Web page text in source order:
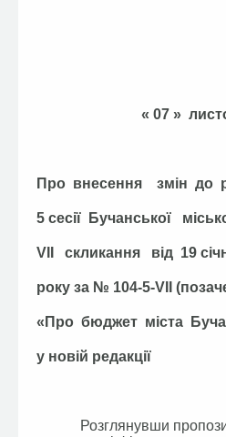
« 07
Про внесення змін до
5 сесії Бучанської
VІI скликання від 19
року за № 104-5-VІI
«Про бюджет міста Буча
у новій редакції
Розглянувши пропозиції